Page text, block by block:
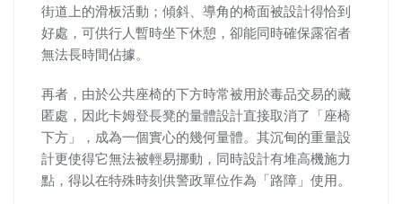
街道上的滑板活動；傾斜、導角的椅面被設計得恰到
好處，可供行人暫時坐下休憩，卻能同時確保露宿者
無法長時間佔據。
再者，由於公共座椅的下方時常被用於毒品交易的藏
匿處，因此卡姆登長凳的量體設計直接取消了「座椅
下方」，成為一個實心的幾何量體。其沉甸的重量設
計更使得它無法被輕易挪動，同時設計有堆高機施力
點，得以在特殊時刻供警政單位作為「路障」使用。